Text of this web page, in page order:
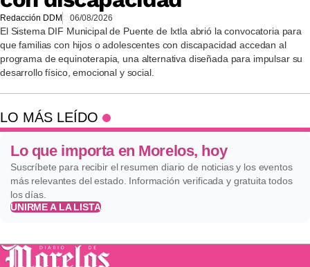
Redacción DDM 06/08/2026
El Sistema DIF Municipal de Puente de Ixtla abrió la convocatoria para
que familias con hijos o adolescentes con discapacidad accedan al
programa de equinoterapia, una alternativa diseñada para impulsar su
desarrollo físico, emocional y social.
LO MÁS LEÍDO
Lo que importa en Morelos, hoy
Suscríbete para recibir el resumen diario de noticias y los eventos
más relevantes del estado. Información verificada y gratuita todos
los días.
UNIRME A LA LISTA